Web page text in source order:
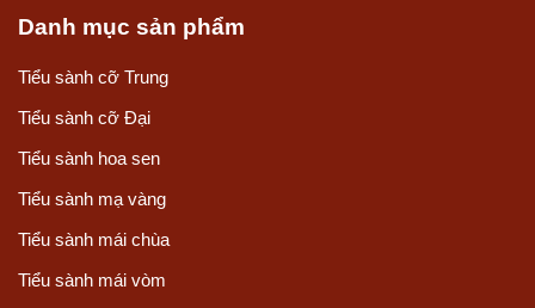
Danh mục sản phẩm
Tiểu sành cỡ Trung
Tiểu sành cỡ Đại
Tiểu sành hoa sen
Tiểu sành mạ vàng
Tiểu sành mái chùa
Tiểu sành mái vòm